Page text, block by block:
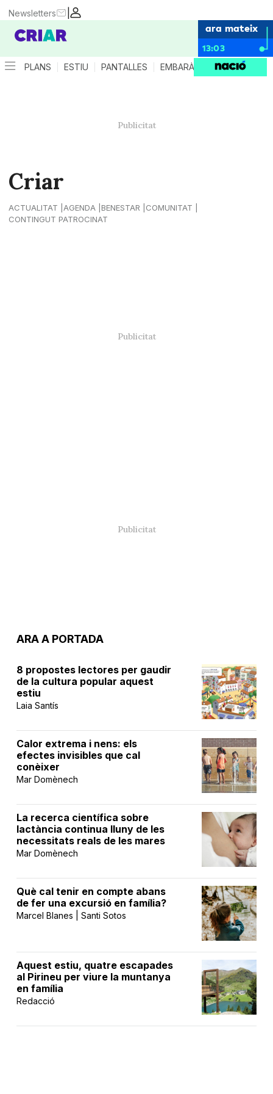
|
Newsletters
ara mateix
13:03
PLANS ESTIU PANTALLES EMBARÀS CRIANÇA
Criar
ACTUALITAT AGENDA BENESTAR
COMUNITAT
CONTINGUT PATROCINAT
ARA A PORTADA
8 propostes lectores per gaudir
de la cultura popular aquest
estiu
Laia Santís
Calor extrema i nens: els
efectes invisibles que cal
conèixer
Mar Domènech
La recerca científica sobre
lactància continua lluny de les
necessitats reals de les mares
Mar Domènech
Què cal tenir en compte abans
de fer una excursió en família?
Marcel Blanes | Santi Sotos
Aquest estiu, quatre escapades
al Pirineu per viure la muntanya
en família
Redacció